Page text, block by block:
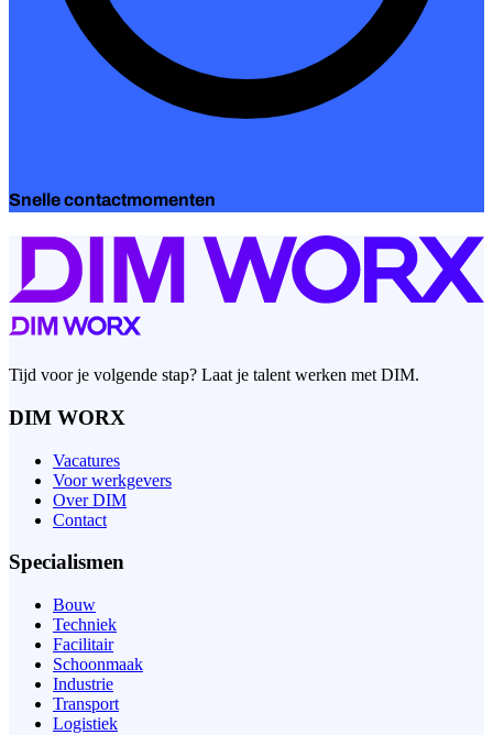
Snelle contactmomenten
Tijd voor je volgende stap? Laat je talent werken met DIM.
DIM WORX
Vacatures
Voor werkgevers
Over DIM
Contact
Specialismen
Bouw
Techniek
Facilitair
Schoonmaak
Industrie
Transport
Logistiek